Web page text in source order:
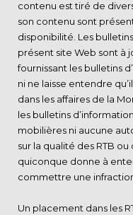
contenu est tiré de
son contenu sont
disponibilité. Les
présent site Web sont à
fournissant les bulletins
ni ne laisse entendre
dans les affaires de la
les bulletins
mobilières ni aucune
sur la qualité des RTB
quiconque donne à
commettre une
Un placement dans les